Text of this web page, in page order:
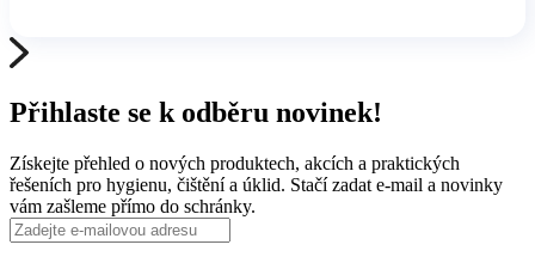
Přihlaste se k odběru novinek!
Získejte přehled o nových produktech, akcích a praktických
řešeních pro hygienu, čištění a úklid. Stačí zadat e-mail a novinky
vám zašleme přímo do schránky.